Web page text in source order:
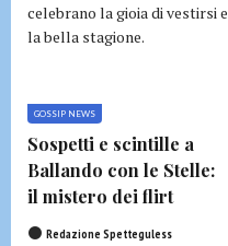
celebrano la gioia di vestirsi e
la bella stagione.
GOSSIP NEWS
Sospetti e scintille a
Ballando con le Stelle:
il mistero dei flirt
Redazione Spetteguless